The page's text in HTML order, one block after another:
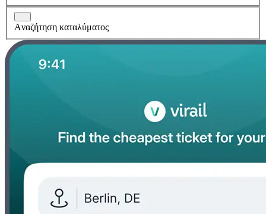
Aναζήτηση καταλύματος